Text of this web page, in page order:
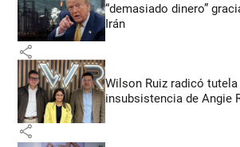
“demasiado dinero”
Irán
share
Wilson Ruiz radicó
insubsistencia de Angie
share